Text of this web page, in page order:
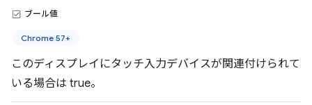
ブール値
Chrome 57+
このディスプレイにタッチ入力デバイスが関連付けられて
いる場合は true。